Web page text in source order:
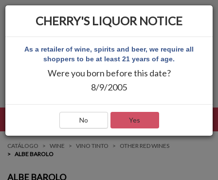
CATÁLOGO WINE VINO TINTO
OTHER RED WINES
ALBE BAROLO
ALBE BAROLO
CHERRY'S LIQUOR NOTICE
As a retailer of wine, spirits and beer, we require all
shoppers to be at least 21 years of age.
Were you born before this date?
8/9/2005
No Yes